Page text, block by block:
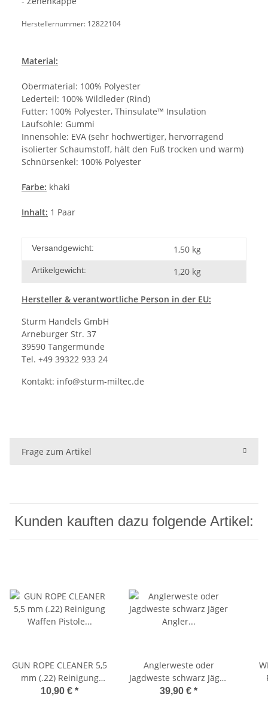
Herstellernummer: 12822104
Material:
Obermaterial: 100% Polyester
Lederteil: 100% Wildleder (Rind)
Futter: 100% Polyester, Thinsulate™ Insulation
Laufsohle: Gummi
Innensohle: EVA (sehr hochwertiger, hervorragend
isolierter Schaumstoff, hält den Fuß trocken und warm)
Schnürsenkel: 100% Polyester
Farbe: khaki
Inhalt: 1 Paar
Versandgewicht: 1,50 kg
Artikelgewicht: 1,20 kg
Hersteller & verantwortliche Person in der EU:
Sturm Handels GmbH
Arneburger Str. 37
39590 Tangermünde
Tel. +49 39322 933 24
Kontakt: info@sturm-miltec.de
Frage zum Artikel
Kunden kauften dazu folgende Artikel:
GUN ROPE CLEANER 5,5
mm (.22) Reinigung
Waffen Pistole Gewehr
10,90 € *
Anglerweste oder
Jagdweste schwarz Jäger
Angler Ranger Weste
39,90 € *